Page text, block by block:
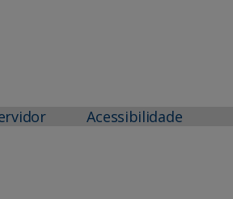
Acessibilidade